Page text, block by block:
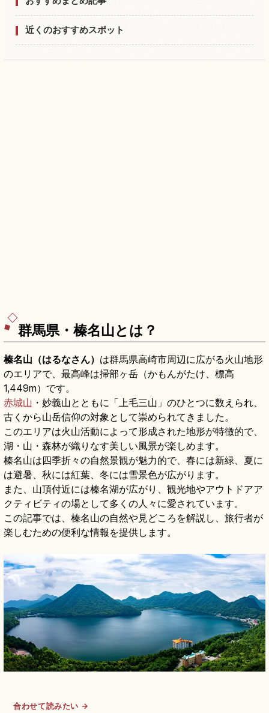
近くのおすすめスポット
群馬県・榛名山とは？
榛名山（はるなさん） は群馬県高崎市周辺に広がる火山地形
のエリアで、最高峰は掃部ヶ岳（かもんがたけ、標高
1,449m）です。
赤城山 ・妙義山とともに「上毛三山」のひとつに数えられ、
古くから山岳信仰の対象として崇められてきました。
このエリアは火山活動によって形成された地形が特徴的で、
湖・山・森林が織りなす美しい風景が楽しめます。
榛名山は四季折々の自然景観が魅力的で、春には新緑、夏に
は避暑、秋には紅葉、冬には雪景色が広がります。
また、山頂付近には榛名湖が広がり、観光地やアウトドアア
クティビティの場として多くの人々に愛されています。
この記事では、榛名山の自然や見どころを解説し、旅行者が
楽しむための便利な情報を提供します。
合わせて読みたい →